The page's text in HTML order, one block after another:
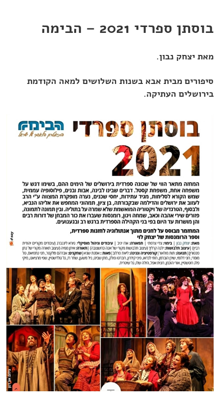
בוסתן ספרדי 2021 – הבימה
מאת יצחק נבון.
סיפורים מבית אבא בשנות השלושים למאה הקודמת
בירושלים העתיקה.